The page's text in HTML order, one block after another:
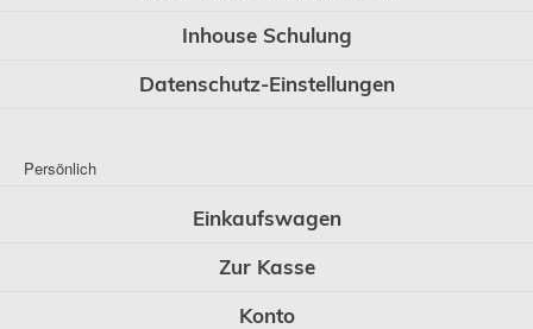
Inhouse Schulung
Datenschutz-Einstellungen
Persönlich
Einkaufswagen
Zur Kasse
Konto